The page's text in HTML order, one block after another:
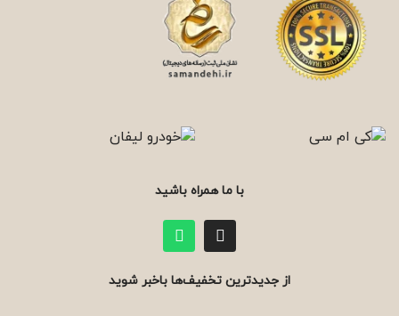
با ما همراه باشید
از جدیدترین تخفیف‌ها باخبر شوید